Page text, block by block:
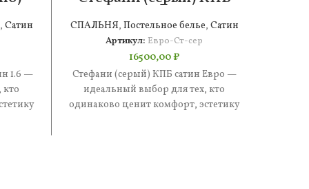
, Сатин
1.6 —
сатин Евро
СПАЛЬНЯ, Постельное белье, Сатин
Артикул: Евро-Ст-сер
16500,00₽
Стефани (серый) КПБ сатин Евро —
идеальный выбор для тех, кто
одинаково ценит комфорт, эстетику